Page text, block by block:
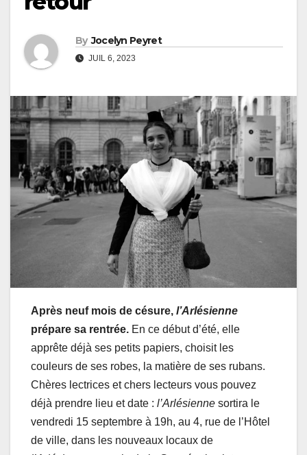
By Jocelyn Peyret
JUIL 6, 2023
Après neuf mois de césure, l’Arlésienne
prépare sa rentrée. En ce début d’été, elle
apprête déjà ses petits papiers, choisit les
couleurs de ses robes, la matière de ses rubans.
Chères lectrices et chers lecteurs vous pouvez
déjà prendre lieu et date : l’Arlésienne sortira le
vendredi 15 septembre à 19h, au 4, rue de l’Hôtel
de ville, dans les nouveaux locaux de